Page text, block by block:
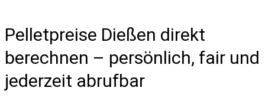
Pelletpreise Dießen direkt
berechnen – persönlich, fair und
jederzeit abrufbar